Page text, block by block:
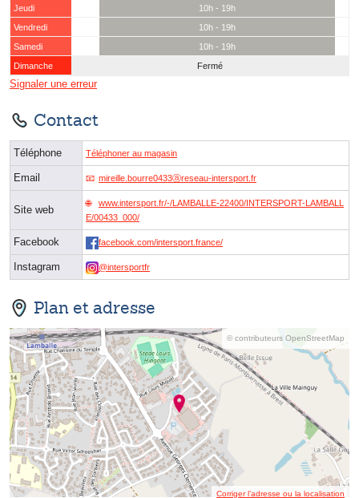
Jeudi
10h - 19h
Vendredi
10h - 19h
Samedi
10h - 19h
Dimanche
Fermé
Signaler une erreur
Contact
Téléphone Téléphoner au magasin
Email mireille.bourre0433ⓐreseau-intersport.fr
Site web
www.intersport.fr/-/LAMBALLE-22400/INTERSPORT-LAMBALL
E/00433_000/
Facebook facebook.com/intersport.france/
Instagram @intersportfr
Plan et adresse
© contributeurs OpenStreetMap
Corriger l’adresse ou la localisation